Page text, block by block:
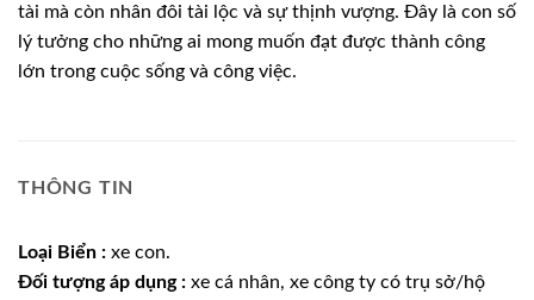
tài mà còn nhân đôi tài lộc và sự thịnh vượng. Đây là con số
lý tưởng cho những ai mong muốn đạt được thành công
lớn trong cuộc sống và công việc.
THÔNG TIN
Loại Biển : xe con.
Đối tượng áp dụng : xe cá nhân, xe công ty có trụ sở/hộ